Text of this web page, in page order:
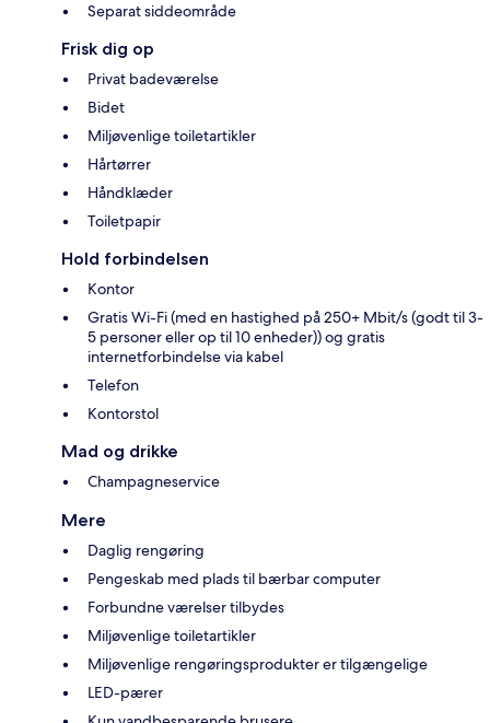
Separat siddeområde
Frisk dig op
Privat badeværelse
Bidet
Miljøvenlige toiletartikler
Hårtørrer
Håndklæder
Toiletpapir
Hold forbindelsen
Kontor
Gratis Wi-Fi (med en hastighed på 250+ Mbit/s (godt til 3-
5 personer eller op til 10 enheder)) og gratis
internetforbindelse via kabel
Telefon
Kontorstol
Mad og drikke
Champagneservice
Mere
Daglig rengøring
Pengeskab med plads til bærbar computer
Forbundne værelser tilbydes
Miljøvenlige toiletartikler
Miljøvenlige rengøringsprodukter er tilgængelige
LED-pærer